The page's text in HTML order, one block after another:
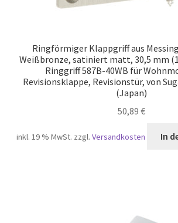
Ringförmiger Klappgriff aus
Weißbronze, satiniert matt, 30,5 mm
Ringgriff 587B-40WB für
Revisionsklappe, Revisionstür, von
(Japan)
50,89 €
inkl. 19 % MwSt. zzgl.Versandkosten In